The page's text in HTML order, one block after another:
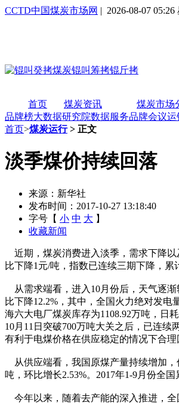
CCTD中国煤炭市场网 | 2026-08-07 05:26
首页 煤炭资讯 煤炭市场
品牌榜大数据研究院数据服务品牌会议运
首页>煤炭运行> 正文
淡季煤价持续回落
来源：新华社
发布时间：2017-10-27 13:18:40
字号【 小 中 大 】
收藏新闻
近期，煤炭消费进入淡季，需求下降以
比下降1元/吨，指数已连续三期下降，累
从需求端看，进入10月份后，天气逐渐
比下降12.2%，其中，全国火力绝对发
海六大电厂煤炭库存为1108.92万吨，日
10月11日突破700万吨大关之后，已连
有利于电煤价格在供应稳定的情况下合理
从供应端看，我国原煤产量持续增加，
吨，环比增长2.53%。2017年1-9月份全
今年以来，随着去产能的深入推进，全